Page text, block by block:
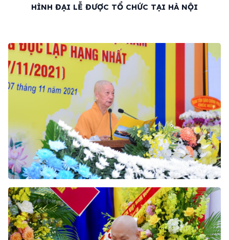
HÌNH ĐẠI LỄ ĐƯỢC TỔ CHỨC TẠI HÀ NỘI